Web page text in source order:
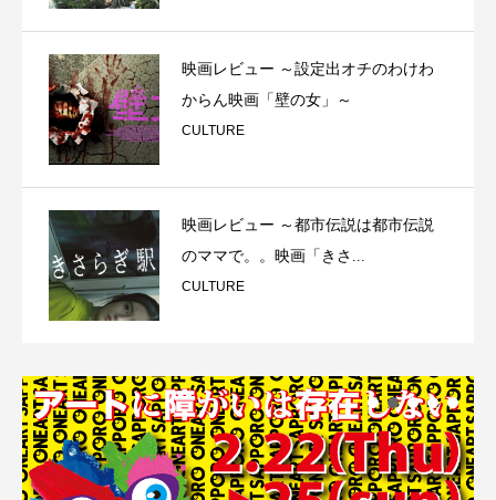
映画レビュー ～設定出オチのわけわ
からん映画「壁の女」～
CULTURE
映画レビュー ～都市伝説は都市伝説
のママで。。映画「きさ...
CULTURE